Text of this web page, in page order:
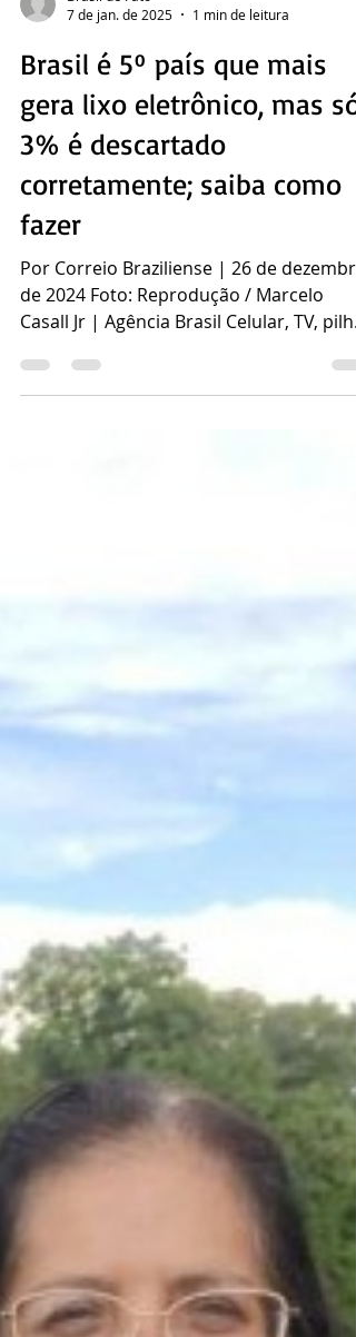
Brasil de Fato
7 de jan. de 2025
1 min de leitura
Brasil é 5º país que mais
gera lixo eletrônico, mas só
3% é descartado
corretamente; saiba como
fazer
Por Correio Braziliense | 26 de dezembro
Casall Jr | Agência Brasil Celular, TV, pilha,
computador: o...